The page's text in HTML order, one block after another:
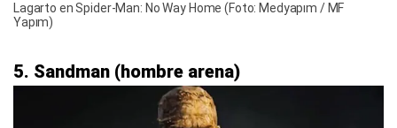
Lagarto en Spider-Man: No Way Home (Foto: Medyapım / MF
Yapım)
5. Sandman (hombre arena)